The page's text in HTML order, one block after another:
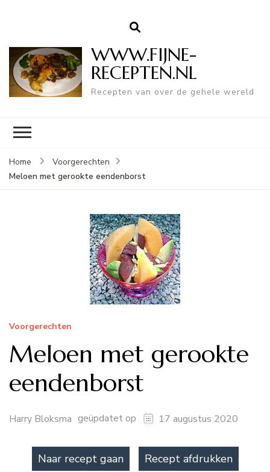
WWW.FIJNE-
RECEPTEN.NL
Recepten van over de gehele wereld
Home
Voorgerechten
Meloen met gerookte eendenborst
Voorgerechten
Meloen met gerookte
eendenborst
Harry Bloksma geüpdatet op 17 augustus 2020
Naar recept gaan Recept afdrukken